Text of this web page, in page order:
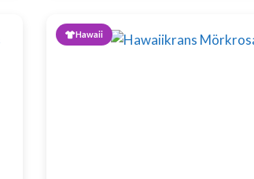
Hawaii